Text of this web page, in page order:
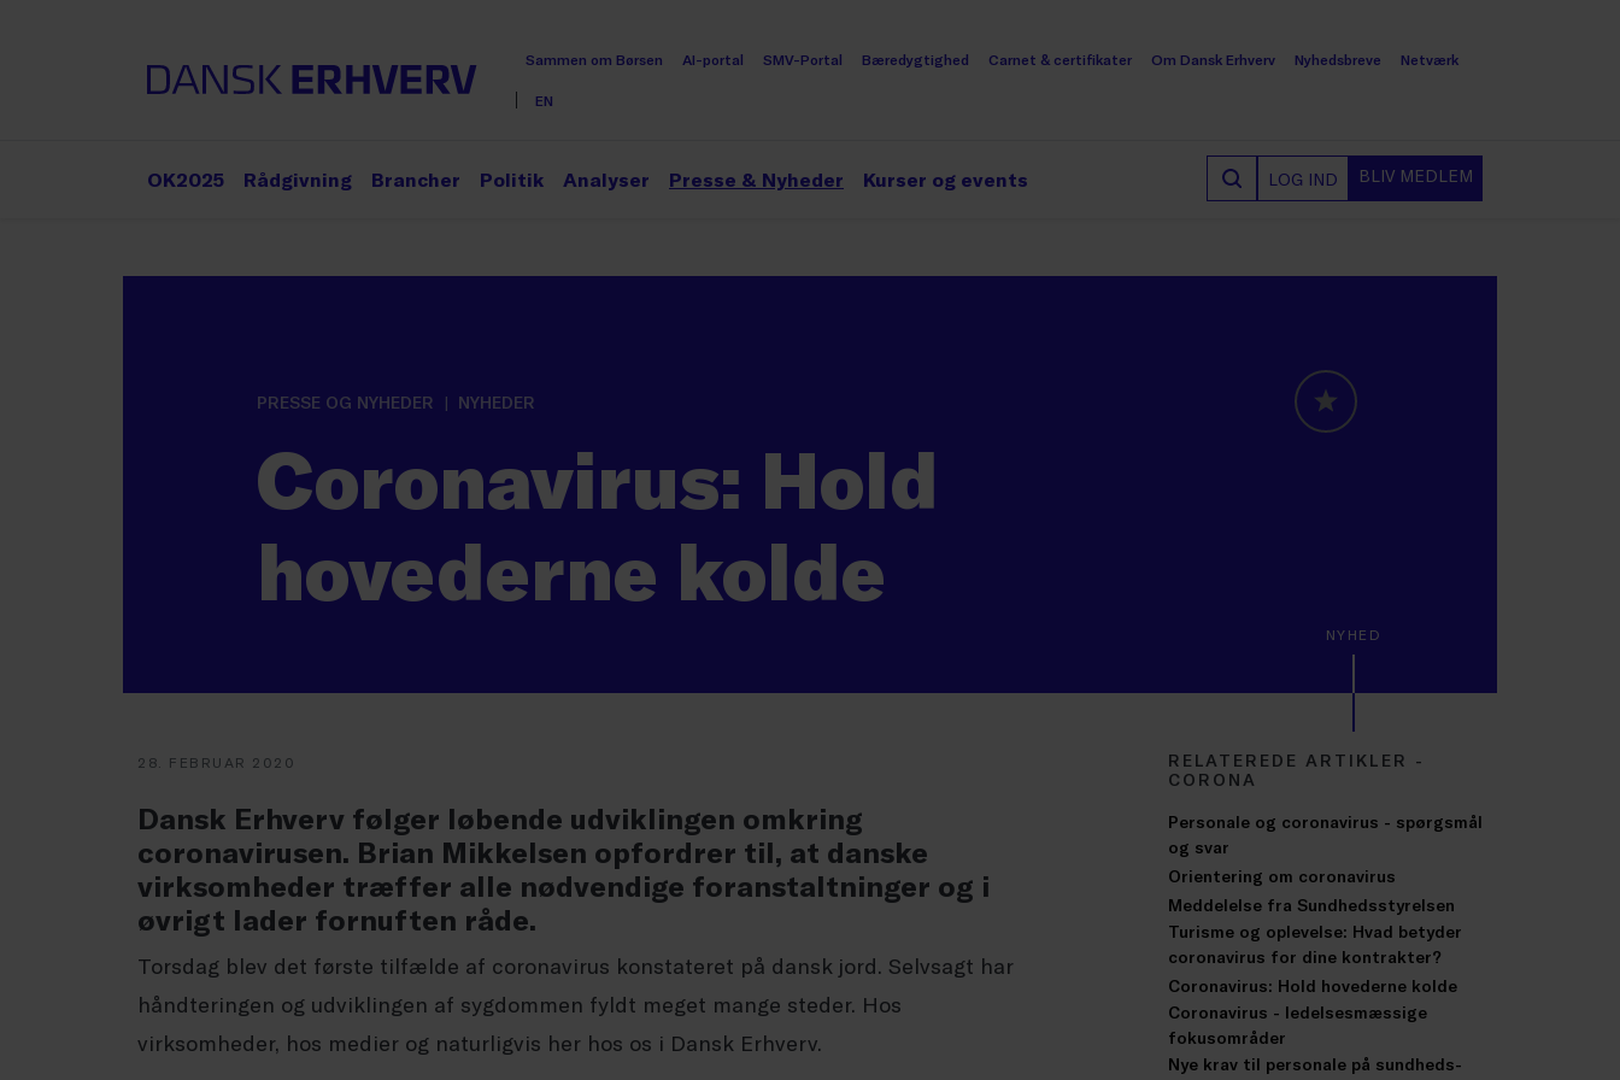
Sammen om Børsen AI-portal SMV-Portal Bæredygtighed Carnet & certifikater Om Dansk Erhverv Nyhedsbreve Netværk
EN
OK2025 Rådgivning Brancher Politik Analyser Presse & Nyheder Kurser og events LOG IND BLIV MEDLEM
PRESSE OG NYHEDER
NYHEDER
GLOBALLABELS::FAVORITE
Coronavirus: Hold
hovederne kolde
NYHED
28. FEBRUAR 2020
Dansk Erhverv følger løbende udviklingen omkring
coronavirusen. Brian Mikkelsen opfordrer til, at danske
virksomheder træffer alle nødvendige foranstaltninger og i
øvrigt lader fornuften råde.
Torsdag blev det første tilfælde af coronavirus konstateret på dansk jord. Selvsagt har
håndteringen og udviklingen af sygdommen fyldt meget mange steder. Hos
virksomheder, hos medier og naturligvis her hos os i Dansk Erhverv.
RELATEREDE ARTIKLER -
CORONA
Personale og coronavirus - spørgsmål
og svar
Orientering om coronavirus
Meddelelse fra Sundhedsstyrelsen
Turisme og oplevelse: Hvad betyder
coronavirus for dine kontrakter?
Coronavirus: Hold hovederne kolde
Coronavirus - ledelsesmæssige
fokusområder
Nye krav til personale på sundheds-